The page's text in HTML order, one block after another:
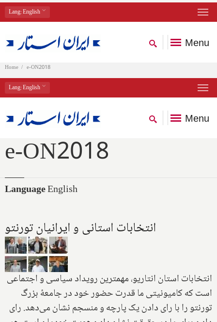
Lang: English
Menu
Home e-ON2018
Lang: English
Menu
e-ON2018
LanguageEnglish
انتخابات استانی و ایرانیان تورنتو
انتخابات استان انتاریو، مهمترین رویداد سیاسی و اجتماعی
است که کامیونیتی ما قدرت حضور خود در جامعۀ بزرگ
تورنتو را با رای دادن یک پارچه و منسجم نشان می‌دهد. رای